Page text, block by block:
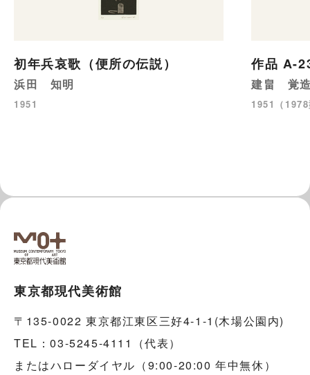
初年兵哀歌（便所の伝説）
浜田 知明
1951
作品 A-
建畠 覚
1951（
東京都現代美術館
〒135-0022 東京都江東区三好4-1-1(木場公園内)
TEL：03-5245-4111（代表）
またはハローダイヤル（9:00-20:00 年中無休）